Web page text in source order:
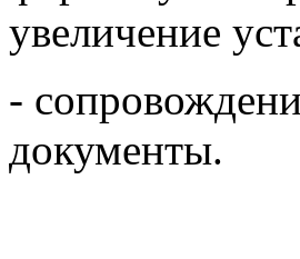
увеличение
-
документы.